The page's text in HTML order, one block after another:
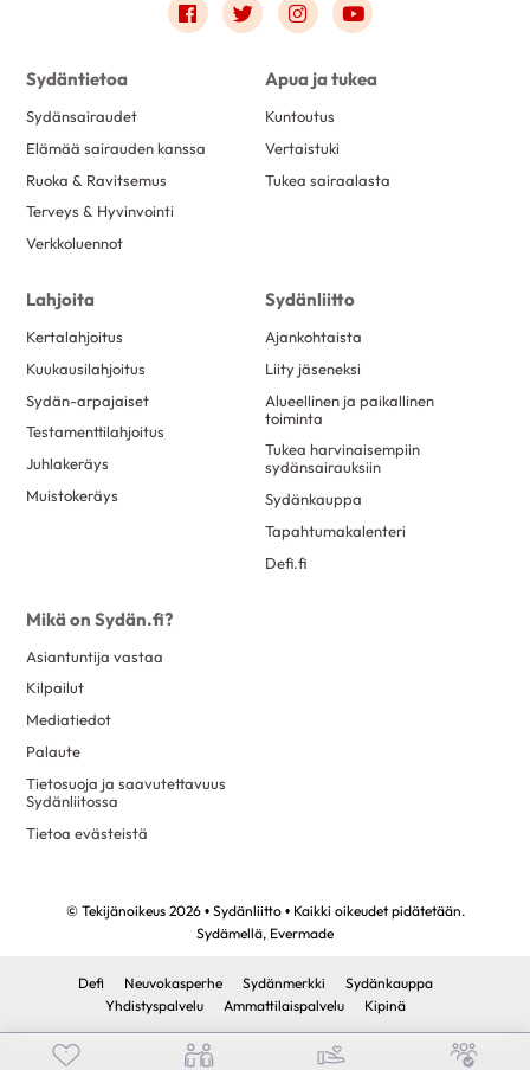
Link to facebook
Link to twitter
Link to instagram
Link to youtube
Sydäntietoa
Sydänsairaudet
Elämää sairauden kanssa
Ruoka & Ravitsemus
Terveys & Hyvinvointi
Verkkoluennot
Apua ja tukea
Kuntoutus
Vertaistuki
Tukea sairaalasta
Lahjoita
Kertalahjoitus
Kuukausilahjoitus
Sydän-arpajaiset
Testamenttilahjoitus
Juhlakeräys
Muistokeräys
Sydänliitto
Ajankohtaista
Liity jäseneksi
Alueellinen ja paikallinen
toiminta
Tukea harvinaisempiin
sydänsairauksiin
Sydänkauppa
Tapahtumakalenteri
Defi.fi
Mikä on Sydän.fi?
Asiantuntija vastaa
Kilpailut
Mediatiedot
Palaute
Tietosuoja ja saavutettavuus
Sydänliitossa
Tietoa evästeistä
© Tekijänoikeus 2026 • Sydänliitto • Kaikki oikeudet pidätetään.
Sydämellä, Evermade
Defi Neuvokasperhe Sydänmerkki
Sydänkauppa
Yhdistyspalvelu
Ammattilaispalvelu Kipinä